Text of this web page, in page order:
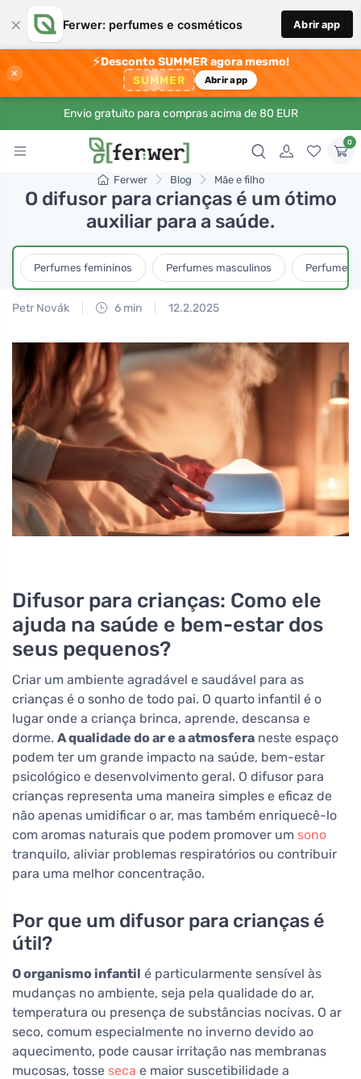
× Ferwer: perfumes e cosméticos Abrir app
×
⚡Desconto SUMMER agora mesmo!
SUMMER Abrir app
Envio gratuito para compras acima de 80 EUR
0
Ferwer Blog Mãe e filho
O difusor para crianças é um ótimo
auxiliar para a saúde.
Perfumes femininos Perfumes masculinos Perfumes
Petr Novák 6 min 12.2.2025
Difusor para crianças: Como ele
ajuda na saúde e bem-estar dos
seus pequenos?
Criar um ambiente agradável e saudável para as
crianças é o sonho de todo pai. O quarto infantil é o
lugar onde a criança brinca, aprende, descansa e
dorme. A qualidade do ar e a atmosfera neste espaço
podem ter um grande impacto na saúde, bem-estar
psicológico e desenvolvimento geral. O difusor para
crianças representa uma maneira simples e eficaz de
não apenas umidificar o ar, mas também enriquecê-lo
com aromas naturais que podem promover um sono
tranquilo, aliviar problemas respiratórios ou contribuir
para uma melhor concentração.
Por que um difusor para crianças é
útil?
O organismo infantil é particularmente sensível às
mudanças no ambiente, seja pela qualidade do ar,
temperatura ou presença de substâncias nocivas. O ar
seco, comum especialmente no inverno devido ao
aquecimento, pode causar irritação nas membranas
mucosas, tosse seca e maior suscetibilidade a